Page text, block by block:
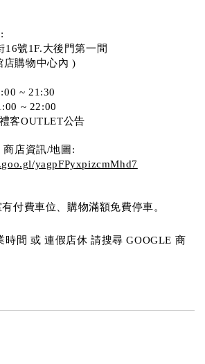
16號1F.大後門第一間
店購物中心內 )
~ 21:30
~ 22:00
客OUTLET公告
商店資訊/地圖:
yagpFPyxpizcmMhd7
付費車位、購物滿額免費停車。
時間 或 連假店休 請搜尋 GOOGLE 商